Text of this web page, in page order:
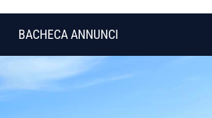
BACHECA ANNUNCI